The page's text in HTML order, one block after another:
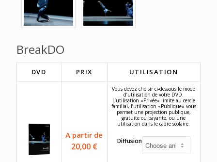
BreakDO
DVD PRIX UTILISATION
A partir de
20,00 €
Vous devez choisir ci-dessous le mode
d’utilisation de votre DVD.
L’utilisation «Privée» limite au cercle
familial, l’utilisation «Publique» vous
permet une projection publique,
gratuite ou payante, ou une
utilisation dans le cadre scolaire.
Diffusion